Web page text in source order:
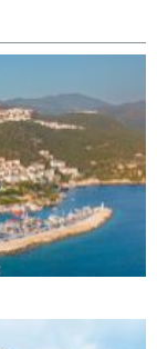
ქვეყნები
2026 წელს
გაყიდვადი
ის
ამერიკულ